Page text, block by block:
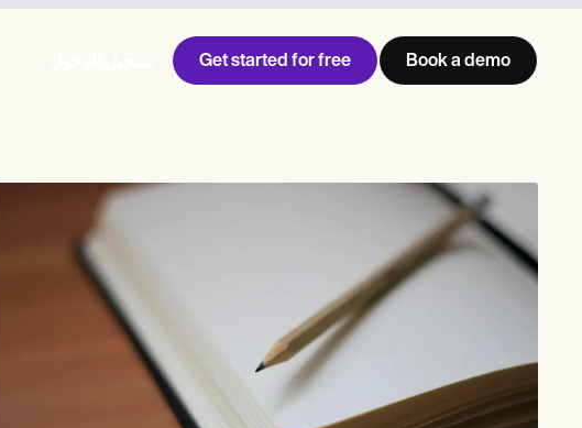
Get started for free Book a demo